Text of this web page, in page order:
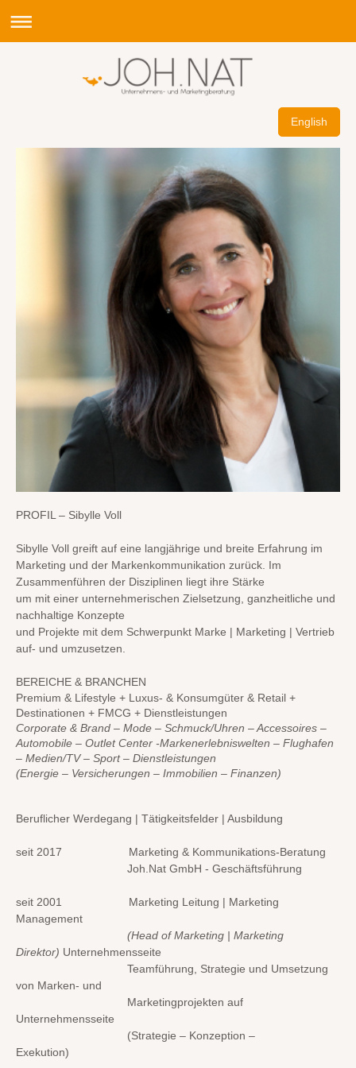
English
PROFIL – Sibylle Voll
Sibylle Voll greift auf eine langjährige und breite Erfahrung im
Marketing und der Markenkommunikation zurück. Im
Zusammenführen der Disziplinen liegt ihre Stärke
um mit einer unternehmerischen Zielsetzung, ganzheitliche und
nachhaltige Konzepte
und Projekte mit dem Schwerpunkt Marke | Marketing | Vertrieb
auf- und umzusetzen.
BEREICHE & BRANCHEN
Premium & Lifestyle + Luxus- & Konsumgüter & Retail +
Destinationen + FMCG + Dienstleistungen
Corporate & Brand – Mode – Schmuck/Uhren – Accessoires –
Automobile – Outlet Center -Markenerlebniswelten – Flughafen
– Medien/TV – Sport – Dienstleistungen
(Energie – Versicherungen – Immobilien – Finanzen)
Beruflicher Werdegang | Tätigkeitsfelder | Ausbildung
seit 2017 Marketing & Kommunikations-Beratung
Joh.Nat GmbH - Geschäftsführung
seit 2001 Marketing Leitung | Marketing
Management
(Head of Marketing | Marketing
Direktor) Unternehmensseite
Teamführung, Strategie und Umsetzung
von Marken- und
Marketingprojekten auf
Unternehmensseite
(Strategie – Konzeption –
Exekution)